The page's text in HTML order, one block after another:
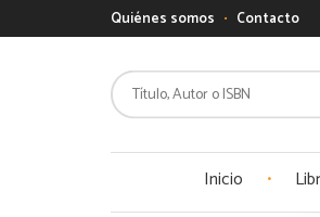
Quiénes somos Contacto
Inicio